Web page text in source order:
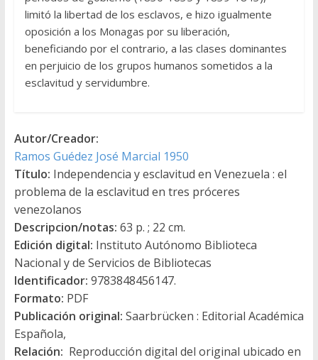
limitó la libertad de los esclavos, e hizo igualmente
oposición a los Monagas por su liberación,
beneficiando por el contrario, a las clases dominantes
en perjuicio de los grupos humanos sometidos a la
esclavitud y servidumbre.
Autor/Creador:
Ramos Guédez José Marcial 1950
Título: Independencia y esclavitud en Venezuela : el
problema de la esclavitud en tres próceres
venezolanos
Descripcion/notas: 63 p. ; 22 cm.
Edición digital: Instituto Autónomo Biblioteca
Nacional y de Servicios de Bibliotecas
Identificador: 9783848456147.
Formato: PDF
Publicación original: Saarbrücken : Editorial Académica
Española,
Relación: Reproducción digital del original ubicado en